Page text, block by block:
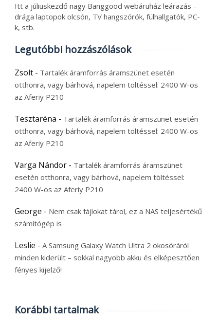
Itt a júliuskezdő nagy Banggood webáruház leárazás –
drága laptopok olcsón, TV hangszórók, fülhallgatók, PC-
k, stb.
Legutóbbi hozzászólások
Zsolt - Tartalék áramforrás áramszünet esetén
otthonra, vagy bárhová, napelem töltéssel: 2400 W-os
az Aferiy P210
Tesztaréna - Tartalék áramforrás áramszünet esetén
otthonra, vagy bárhová, napelem töltéssel: 2400 W-os
az Aferiy P210
Varga Nándor - Tartalék áramforrás áramszünet
esetén otthonra, vagy bárhová, napelem töltéssel:
2400 W-os az Aferiy P210
George - Nem csak fájlokat tárol, ez a NAS teljesértékű
számítógép is
Leslie - A Samsung Galaxy Watch Ultra 2 okosóráról
minden kiderült – sokkal nagyobb akku és elképesztően
fényes kijelző!
Korábbi tartalmak